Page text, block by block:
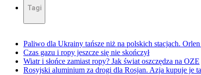
Tagi
Paliwo dla Ukrainy tańsze niż na polskich stacjach. Orlen
Czas gazu i ropy jeszcze się nie skończył
Wiatr i słońce zamiast ropy? Jak świat oszczędza na OZE
Rosyjski aluminium za drogi dla Rosjan. Azja kupuje je